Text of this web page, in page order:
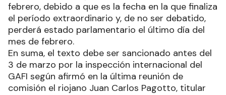
febrero, debido a que es la fecha en la que finaliza
el período extraordinario y, de no ser debatido,
perderá estado parlamentario el último día del
mes de febrero.
En suma, el texto debe ser sancionado antes del
3 de marzo por la inspección internacional del
GAFI según afirmó en la última reunión de
comisión el riojano Juan Carlos Pagotto, titular